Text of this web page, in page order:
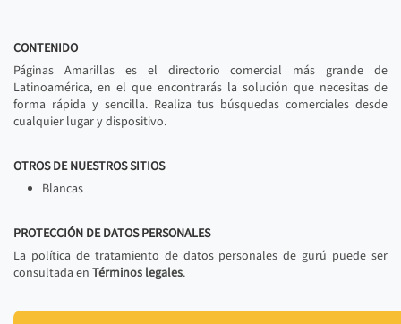
CONTENIDO
Páginas Amarillas es el directorio comercial más grande de
Latinoamérica, en el que encontrarás la solución que necesitas de
forma rápida y sencilla. Realiza tus búsquedas comerciales desde
cualquier lugar y dispositivo.
OTROS DE NUESTROS SITIOS
Blancas
PROTECCIÓN DE DATOS PERSONALES
La política de tratamiento de datos personales de gurú puede ser
consultada en Términos legales.